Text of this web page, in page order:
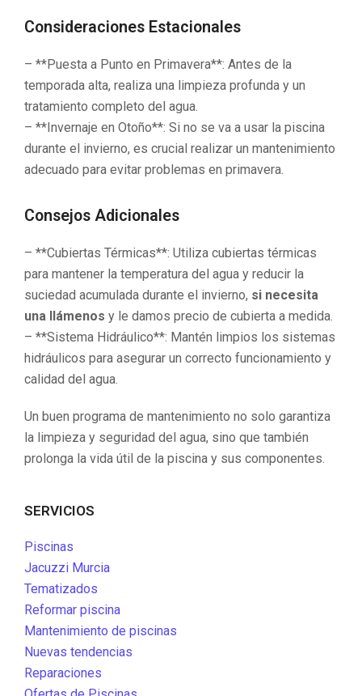
Consideraciones Estacionales
– **Puesta a Punto en Primavera**: Antes de la
temporada alta, realiza una limpieza profunda y un
tratamiento completo del agua.
– **Invernaje en Otoño**: Si no se va a usar la piscina
durante el invierno, es crucial realizar un mantenimiento
adecuado para evitar problemas en primavera.
Consejos Adicionales
– **Cubiertas Térmicas**: Utiliza cubiertas térmicas
para mantener la temperatura del agua y reducir la
suciedad acumulada durante el invierno, si necesita
una llámenos y le damos precio de cubierta a medida.
– **Sistema Hidráulico**: Mantén limpios los sistemas
hidráulicos para asegurar un correcto funcionamiento y
calidad del agua.
Un buen programa de mantenimiento no solo garantiza
la limpieza y seguridad del agua, sino que también
prolonga la vida útil de la piscina y sus componentes.
SERVICIOS
Piscinas
Jacuzzi Murcia
Tematizados
Reformar piscina
Mantenimiento de piscinas
Nuevas tendencias
Reparaciones